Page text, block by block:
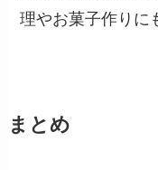
理やお菓子作りに
まとめ